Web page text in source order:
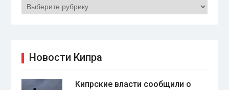
Рубрики
Новости Кипра
Кипрские власти сообщили о